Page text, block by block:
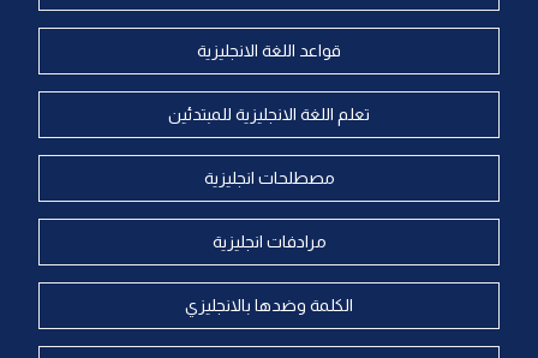
قواعد اللغة الانجليزية
تعلم اللغة الانجليزية للمبتدئين
مصطلحات انجليزية
مرادفات انجليزية
الكلمة وضدها بالانجليزي